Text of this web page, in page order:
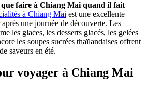
que faire à Chiang Mai quand il fait
à Chiang Mai est une excellente
une journée de découverte. Les
les glaces, les desserts glacés, les gelées
les soupes sucrées thaïlandaises offrent
saveurs en été.
voyager à Chiang Mai